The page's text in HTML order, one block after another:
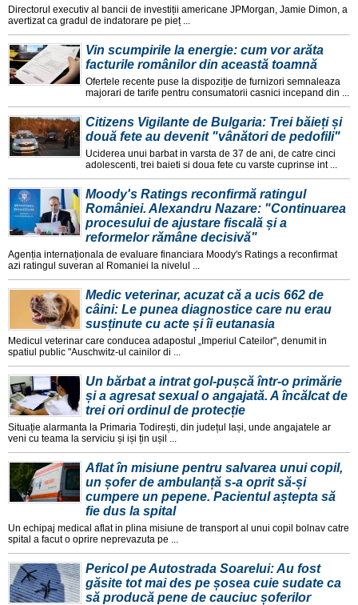
Directorul executiv al bancii de investiții americane JPMorgan, Jamie Dimon, a
avertizat ca gradul de indatorare pe pieț ...
Vin scumpirile la energie: cum vor arăta
facturile românilor din această toamnă
Ofertele recente puse la dispoziție de furnizori semnaleaza
majorari de tarife pentru consumatorii casnici incepand din ...
Citizens Vigilante de Bulgaria: Trei băieți și
două fete au devenit "vânători de pedofili"
Uciderea unui barbat in varsta de 37 de ani, de catre cinci
adolescenti, trei baieti si doua fete cu varste cuprinse int ...
Moody's Ratings reconfirmă ratingul
României. Alexandru Nazare: "Continuarea
procesului de ajustare fiscală și a
reformelor rămâne decisivă"
Agenția internaționala de evaluare financiara Moody's Ratings a reconfirmat
azi ratingul suveran al Romaniei la nivelul ...
Medic veterinar, acuzat că a ucis 662 de
câini: Le punea diagnostice care nu erau
susținute cu acte și îi eutanasia
Medicul veterinar care conducea adapostul „Imperiul Cateilor", denumit in
spatiul public "Auschwitz-ul cainilor di ...
Un bărbat a intrat gol-pușcă într-o primărie
și a agresat sexual o angajată. A încălcat de
trei ori ordinul de protecție
Situație alarmanta la Primaria Todirești, din județul Iași, unde angajatele ar
veni cu teama la serviciu și iși țin ușil ...
Aflat în misiune pentru salvarea unui copil,
un șofer de ambulanță s-a oprit să-și
cumpere un pepene. Pacientul aștepta să
fie dus la spital
Un echipaj medical aflat in plina misiune de transport al unui copil bolnav catre
spital a facut o oprire neprevazuta pe ...
Pericol pe Autostrada Soarelui: Au fost
găsite tot mai des pe șosea cuie sudate ca
să producă pene de cauciuc șoferilor